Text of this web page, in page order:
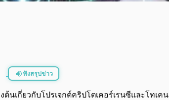
ฟังสรุปข่าว
นเกี่ยวกับโปรเจกต์คริปโตเคอร์เรนซีและโท